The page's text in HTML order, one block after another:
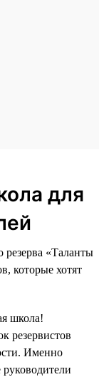
для
резерва «Таланты
которые хотят
школа!
резервистов
Именно
руководители